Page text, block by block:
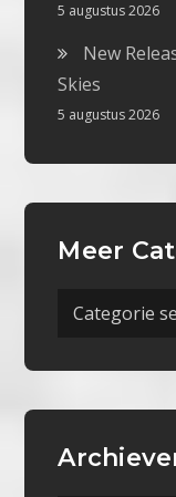
5 augustus 2026
New
Skies
5 augustus 2026
Meer
Meer